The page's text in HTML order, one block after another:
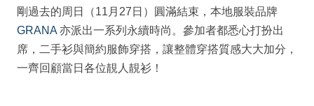
剛過去的周日（11月27日）圓滿結束，本地服裝品牌
GRANA 亦派出一系列永續時尚。參加者都悉心打扮出
席，二手衫與簡約服飾穿搭，讓整體穿搭質感大大加分，
一齊回顧當日各位靚人靚衫！